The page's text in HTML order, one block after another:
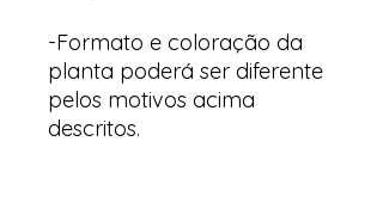
-Formato e coloração da
planta poderá ser diferente
pelos motivos acima
descritos.